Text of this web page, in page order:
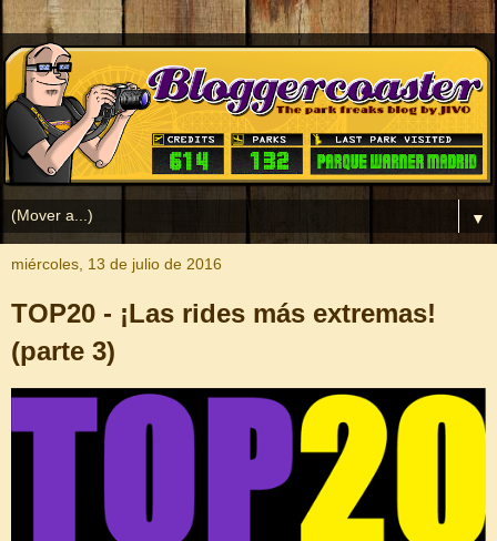
▼
miércoles, 13 de julio de 2016
TOP20 - ¡Las rides más extremas!
(parte 3)